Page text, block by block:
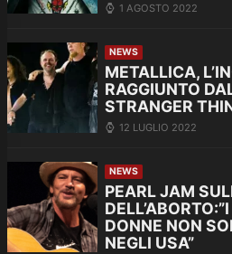
1 AGOSTO 2022
NEWS
METALLICA,
RAGGIUNTO
STRANGER
12 LUGLIO 2022
NEWS
PEARL JAM
DONNE NON
NEGLI USA”